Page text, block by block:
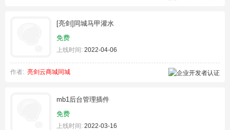
[亮剑]同城马甲灌水
免费
上线时间: 2022-04-06
作者: 亮剑云商城同城
mb1后台管理插件
免费
上线时间: 2022-03-16